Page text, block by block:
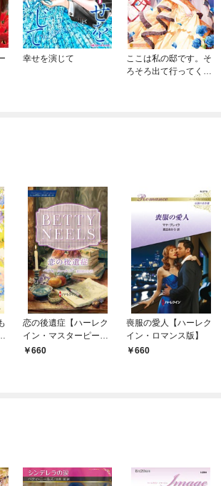
幸せを演じて
ここは私の邸です。そ
ろそろ出て行ってくれ
恋の後遺症【ハーレク
イン・マスターピース
版】660
喪服の愛人【ハーレク
イン・ロマンス版】
660